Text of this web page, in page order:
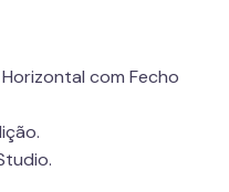
com Fecho